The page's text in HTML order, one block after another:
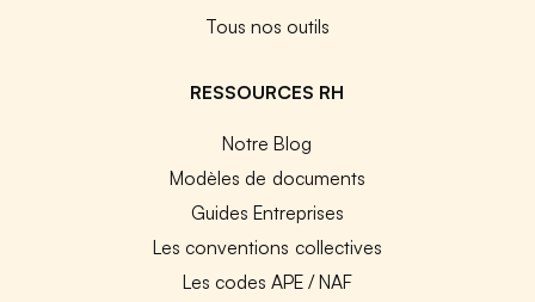
Tous nos outils
RESSOURCES RH
Notre Blog
Modèles de documents
Guides Entreprises
Les conventions collectives
Les codes APE / NAF